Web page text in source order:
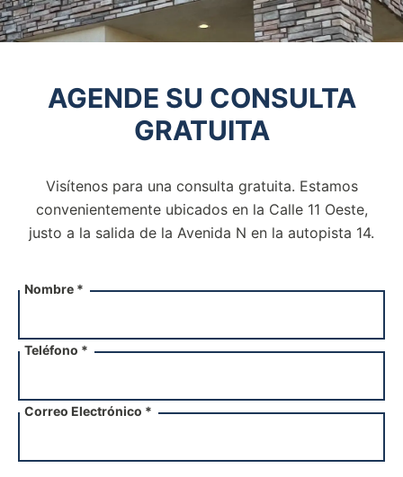
AGENDE SU CONSULTA
GRATUITA
Visítenos para una consulta gratuita. Estamos
convenientemente ubicados en la Calle 11 Oeste,
justo a la salida de la Avenida N en la autopista 14.
Nombre *
Teléfono *
Correo Electrónico *